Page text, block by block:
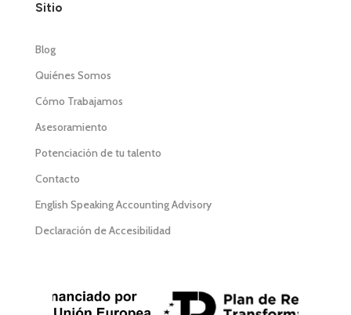
Sitio
Blog
Quiénes Somos
Cómo Trabajamos
Asesoramiento
Potenciación de tu talento
Contacto
English Speaking Accounting Advisory
Declaración de Accesibilidad